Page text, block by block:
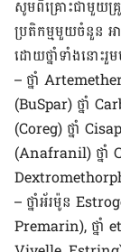
សូម​ពិគ្រោះ​ជាមួយ​​គ្
ប្រតិកម្ម​មួយ​ចំនួន​ អ
ដោយ​ថ្នាំ​ទាំង​នោះ​រួ
– ថ្នាំ
(BuSpar) ថ្នាំ
(Coreg) ថ្នាំ
(Anafranil) ថ្នាំ
– ថ្នាំ​អ័រម៉ូន
Premarin), ថ្ន